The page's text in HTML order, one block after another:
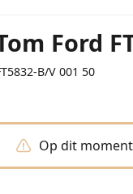
Ford
B/V 001 50
Op dit